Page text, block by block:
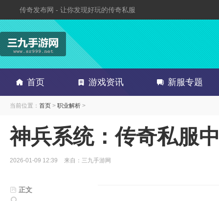
传奇发布网 - 让你发现好玩的传奇私服
首页 游戏资讯 新服专题
当前位置： 首页 > 职业解析 >
神兵系统：传奇私服
2026-01-09 12:39 来自：三九手游网
正文